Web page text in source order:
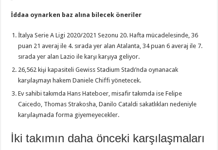
İddaa oynarken baz alına bilecek öneriler
İtalya Serie A Ligi 2020/2021 Sezonu 20. Hafta mücadelesinde, 36
puan 21 averaj ile 4. sırada yer alan Atalanta, 34 puan 6 averaj ile 7.
sırada yer alan Lazio ile karşı karşıya geliyor.
26,562 kişi kapasiteli Gewiss Stadium Stadı’nda oynanacak
karşılaşmayı hakem Daniele Chiffi yönetecek.
Ev sahibi takımda Hans Hateboer, misafir takımda ise Felipe
Caicedo, Thomas Strakosha, Danilo Cataldi sakatlıkları nedeniyle
karşılaşmada forma giyemeyecekler.
İki takımın daha önceki karşılaşmaları